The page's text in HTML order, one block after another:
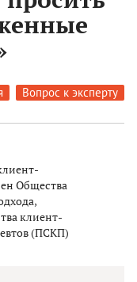
Вопрос к эксперту
Общества
клиент-
(ПСКП)